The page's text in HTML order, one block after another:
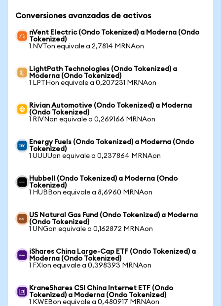
Conversiones avanzadas de activos
nVent Electric (Ondo Tokenized) a Moderna (Ondo
Tokenized)
1 NVTon equivale a 2,7814 MRNAon
LightPath Technologies (Ondo Tokenized) a
Moderna (Ondo Tokenized)
1 LPTHon equivale a 0,207231 MRNAon
Rivian Automotive (Ondo Tokenized) a Moderna
(Ondo Tokenized)
1 RIVNon equivale a 0,269166 MRNAon
Energy Fuels (Ondo Tokenized) a Moderna (Ondo
Tokenized)
1 UUUUon equivale a 0,237864 MRNAon
Hubbell (Ondo Tokenized) a Moderna (Ondo
Tokenized)
1 HUBBon equivale a 8,6960 MRNAon
US Natural Gas Fund (Ondo Tokenized) a Moderna
(Ondo Tokenized)
1 UNGon equivale a 0,162872 MRNAon
iShares China Large-Cap ETF (Ondo Tokenized) a
Moderna (Ondo Tokenized)
1 FXIon equivale a 0,398393 MRNAon
KraneShares CSI China Internet ETF (Ondo
Tokenized) a Moderna (Ondo Tokenized)
1 KWEBon equivale a 0,480917 MRNAon